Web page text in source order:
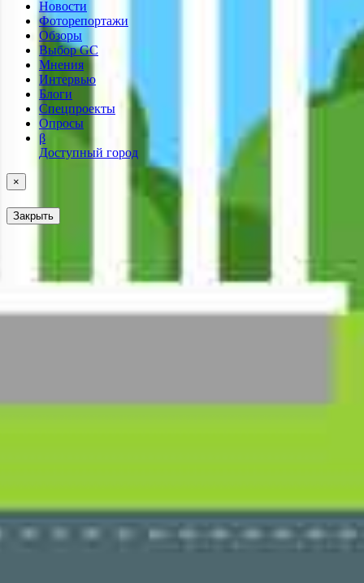
Новости
Фоторепортажи
Обзоры
Выбор GC
Мнения
Интервью
Блоги
Спецпроекты
Опросы
β
Доступный город
×
Закрыть